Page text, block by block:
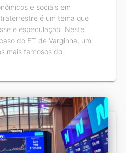
e sociais em
é um tema que
e especulação. Neste
do ET de Varginha, um
mais famosos do